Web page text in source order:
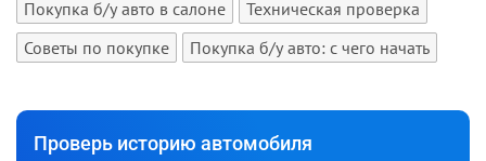
Покупка б/у авто в салоне
Техническая проверка
Советы по покупке
Покупка б/у авто: с чего начать
Проверь историю автомобиля